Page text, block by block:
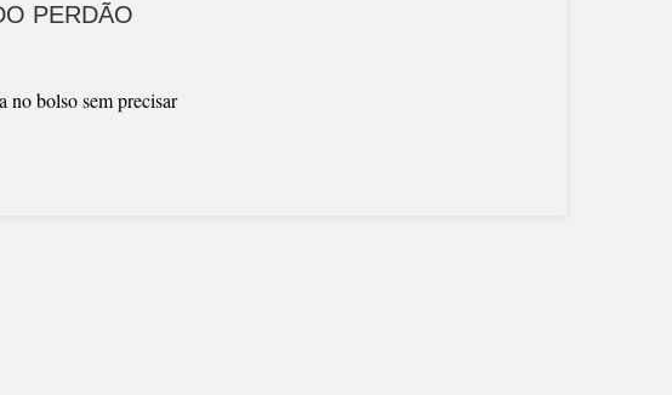
PERDÃO
no bolso sem precisar